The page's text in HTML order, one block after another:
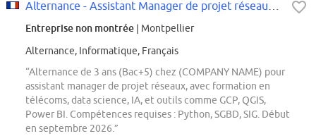
Entreprise non montrée | Montpellier
Alternance, Informatique, Français
“Alternance de 3 ans (Bac+5) chez (COMPANY NAME) pour
assistant manager de projet réseaux, avec formation en
télécoms, data science, IA, et outils comme GCP, QGIS,
Power BI. Compétences requises : Python, SGBD, SIG. Début
en septembre 2026.”